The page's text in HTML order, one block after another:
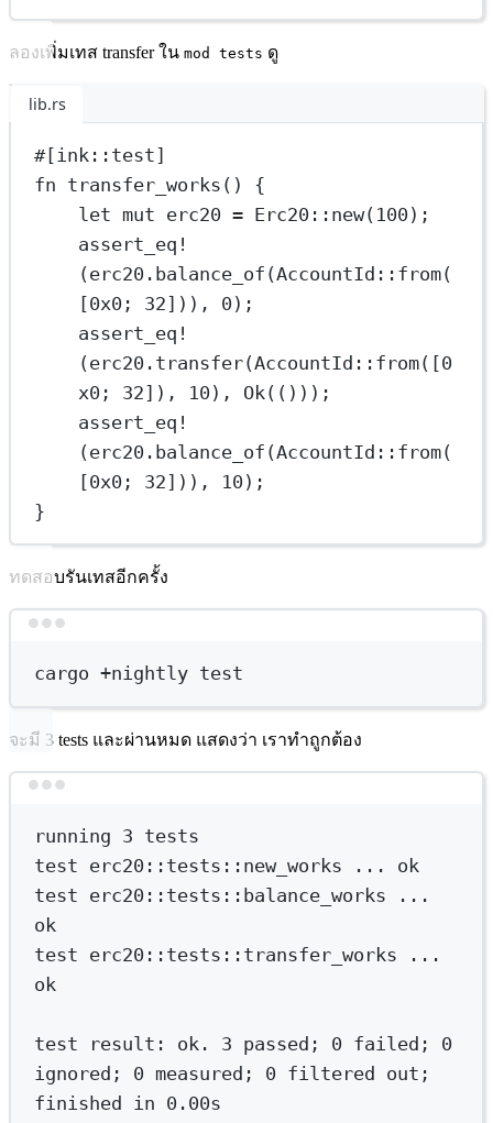
ลองเพิ่มเทส transfer ใน mod tests ดู
lib.rs
#[ink :: test]
fn transfer_works () {
let mut erc20 = Erc20 :: new( 100 );
assert_eq!
(erc20 . balance_of (AccountId :: from(
[0x0 ; 32])), 0 );
assert_eq!
(erc20 . transfer(AccountId :: from([0
x0 ; 32]), 10 ), Ok (()));
assert_eq!
(erc20 . balance_of (AccountId :: from(
[0x0 ; 32])), 10 );
}
ทดสอบรันเทสอีกครั้ง
cargo +nightly test
จะมี 3 tests และผ่านหมด แสดงว่า เราทำถูกต้อง
running 3 tests
test erc20::tests::new_works ...
ok
test erc20::tests::balance_works
...
ok
test erc20::tests::transfer_works
...
ok
test result: ok. 3 passed ; 0 failed ; 0
ignored ; 0 measured ; 0 filtered out
finished
in 0.00s